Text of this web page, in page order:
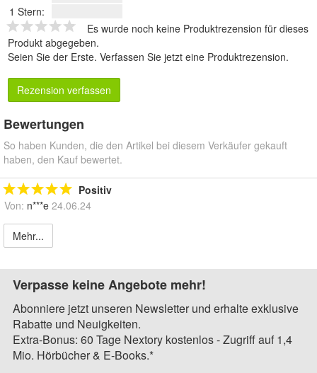
1 Stern:
Es wurde noch keine Produktrezension für dieses
Produkt abgegeben.
Seien Sie der Erste. Verfassen Sie jetzt eine Produktrezension.
Rezension verfassen
Bewertungen
So haben Kunden, die den Artikel bei diesem Verkäufer gekauft
haben, den Kauf bewertet.
Positiv
Von: n***e 24.06.24
Mehr...
Verpasse keine Angebote mehr!
Abonniere jetzt unseren Newsletter und erhalte exklusive
Rabatte und Neuigkeiten.
Extra-Bonus: 60 Tage Nextory kostenlos - Zugriff auf 1,4
Mio. Hörbücher & E-Books.*